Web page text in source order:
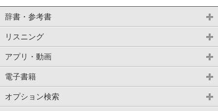
辞書・参考書
リスニング
アプリ・動画
電子書籍
オプション検索